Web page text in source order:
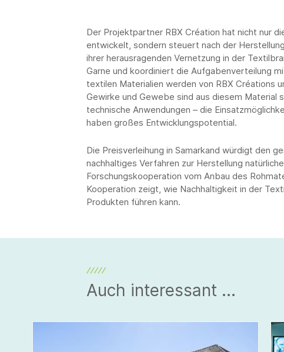
Der Projektpartner RBX Création hat nicht nur
entwickelt, sondern steuert nach der
ihrer herausragenden Vernetzung in der
Garne und koordiniert die Aufgabenverteilung
textilen Materialien werden von RBX Créations
Gewirke und Gewebe sind aus diesem
technische Anwendungen – die
haben großes Entwicklungspotential.
Die Preisverleihung in Samarkand würdigt den
nachhaltiges Verfahren zur Herstellung
Forschungskooperation vom Anbau des
Kooperation zeigt, wie Nachhaltigkeit in der
Produkten führen kann.
Auch interessant ...